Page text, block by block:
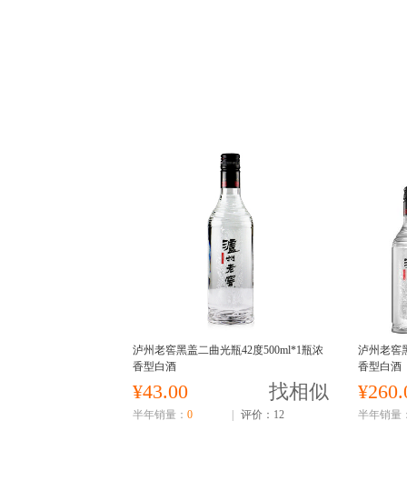
泸州老窖黑盖二曲光瓶42度500ml*1瓶浓
香型白酒
¥43.00 找相似
半年销量： 0 评价：12
泸州老窖
香型白酒
半年销量